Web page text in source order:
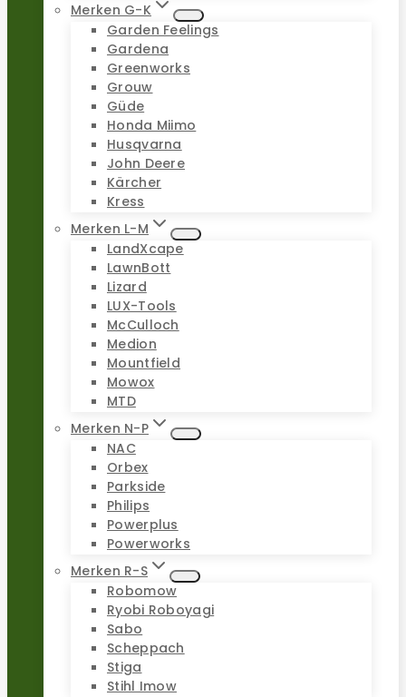
Merken G-K
Garden Feelings
Gardena
Greenworks
Grouw
Güde
Honda Miimo
Husqvarna
John Deere
Kärcher
Kress
Merken L-M
LandXcape
LawnBott
Lizard
LUX-Tools
McCulloch
Medion
Mountfield
Mowox
MTD
Merken N-P
NAC
Orbex
Parkside
Philips
Powerplus
Powerworks
Merken R-S
Robomow
Ryobi Roboyagi
Sabo
Scheppach
Stiga
Stihl Imow